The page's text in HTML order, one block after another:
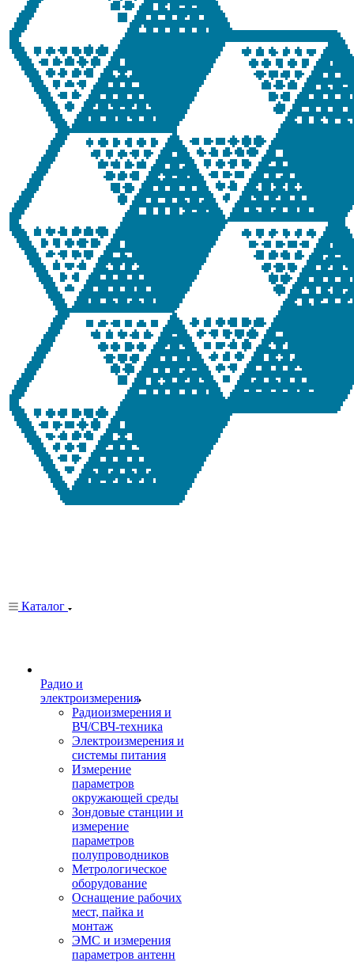
Каталог
Радио и
электроизмерения
Радиоизмерения и
ВЧ/СВЧ-техника
Электроизмерения и
системы питания
Измерение
параметров
окружающей среды
Зондовые станции и
измерение
параметров
полупроводников
Метрологическое
оборудование
Оснащение рабочих
мест, пайка и
монтаж
ЭМС и измерения
параметров антенн